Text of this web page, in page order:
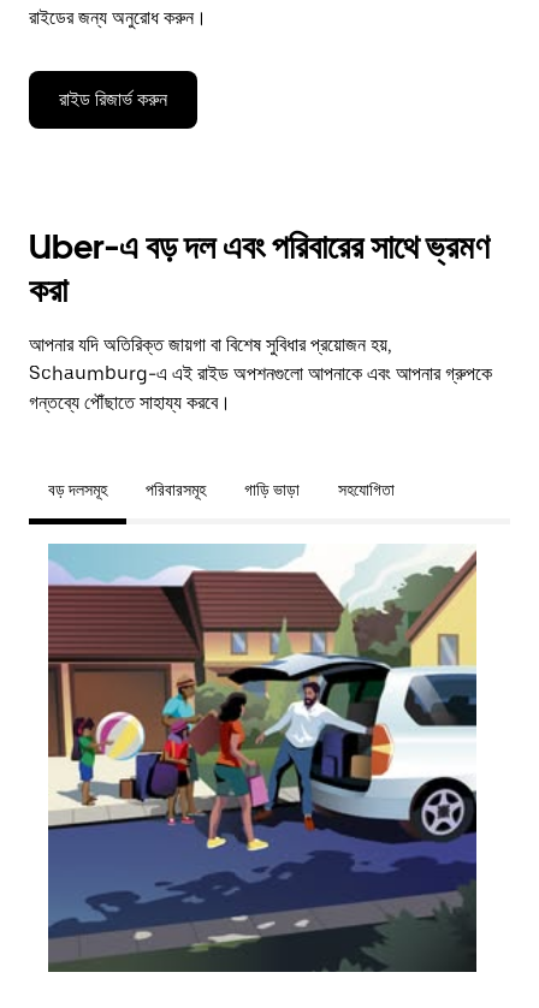
রাইডের জন্য অনুরোধ করুন।
রাইড রিজার্ভ করুন
Uber-এ বড় দল এবং পরিবারের সাথে ভ্রমণ
করা
আপনার যদি অতিরিক্ত জায়গা বা বিশেষ সুবিধার প্রয়োজন হয়,
Schaumburg-এ এই রাইড অপশনগুলো আপনাকে এবং আপনার গ্রুপকে
গন্তব্যে পৌঁছাতে সাহায্য করবে।
বড় দলসমূহ পরিবারসমূহ গাড়ি ভাড়া সহযোগিতা